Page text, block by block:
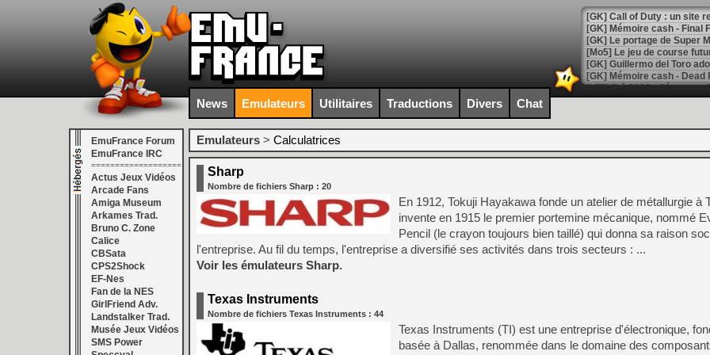
[GK] Le portage de Super
[Mo5] Le jeu de course
[GK] Guillermo del Toro
[LTF] Eté 2026 - Séquence
[GK] Mistfall Hunter :
[GK] Wo Long 2 évolue
[GK] Crossfire : un TPS à
[LS] [PS5] Premiers
[Mo5] DOOM arrive en
[GK] Bethesda fête les 30
[GK] Roblox : l'action en
[GK] Agenda - GeForce
[LS] [PS5] ps5-y2jb-
News Emulateurs Utilitaires Traductions Divers Chat
EmuFrance Forum
EmuFrance IRC
===================
Actus Jeux Vidéos
Arcade Fans
Amiga Museum
Arkames Trad.
Bruno C. Zone
Calice
CBSata
CPS2Shock
EF-Nes
Fan de la NES
GirlFriend Adv.
Landstalker Trad.
Musée Jeux Vidéos
SMS Power
Emulateurs > Calculatrices
Sharp
Nombre de fichiers Sharp : 20
En 1912, Tokuji Hayakawa fonde un atelier de métallurgie à
invente en 1915 le premier portemine mécanique, nommé
Pencil (le crayon toujours bien taillé) qui donna sa raison
l'entreprise. Au fil du temps, l'entreprise a diversifié ses activités dans trois secteurs : ...
Voir les émulateurs Sharp.
Texas Instruments
Nombre de fichiers Texas Instruments : 44
Texas Instruments (TI) est une entreprise d'électronique,
basée à Dallas, renommée dans le domaine des